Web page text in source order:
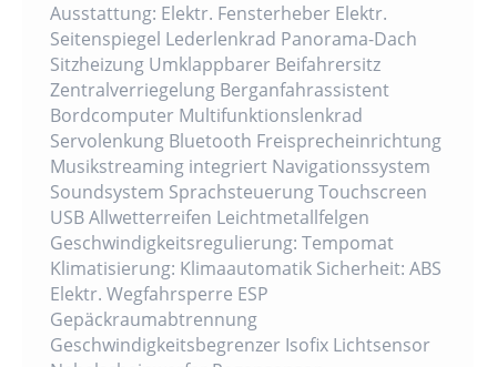
Ausstattung: Elektr. Fensterheber Elektr.
Seitenspiegel Lederlenkrad Panorama-Dach
Sitzheizung Umklappbarer Beifahrersitz
Zentralverriegelung Berganfahrassistent
Bordcomputer Multifunktionslenkrad
Servolenkung Bluetooth Freisprecheinrichtung
Musikstreaming integriert Navigationssystem
Soundsystem Sprachsteuerung Touchscreen
USB Allwetterreifen Leichtmetallfelgen
Geschwindigkeitsregulierung: Tempomat
Klimatisierung: Klimaautomatik Sicherheit: ABS
Elektr. Wegfahrsperre ESP
Gepäckraumabtrennung
Geschwindigkeitsbegrenzer Isofix Lichtsensor